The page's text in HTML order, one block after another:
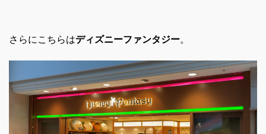
さらにこちらはディズニーファンタジー。